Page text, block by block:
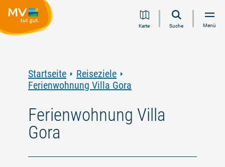
Inhalt
Navigation
Volltextsuche
FooterKarte Suche Menü
Startseite
Reiseziele
Ferienwohnung Villa Gora
Ferienwohnung Villa
Gora